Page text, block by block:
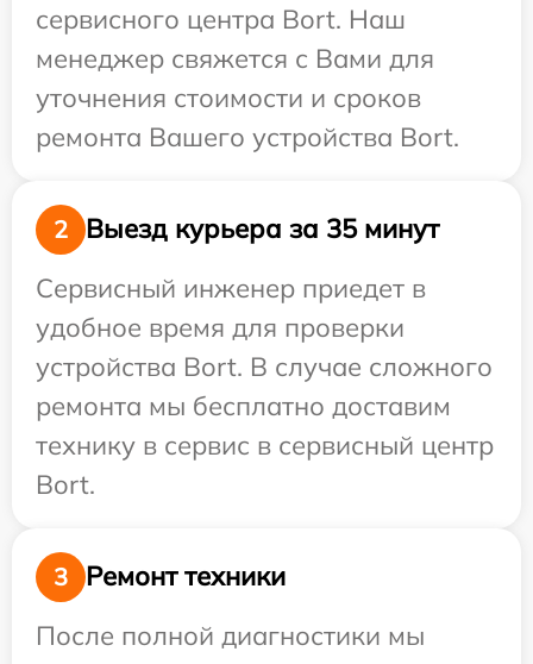
сервисного центра Bort. Наш
менеджер свяжется с Вами для
уточнения стоимости и сроков
ремонта Вашего устройства Bort.
2
Выезд курьера за 35 минут
Сервисный инженер приедет в
удобное время для проверки
устройства Bort. В случае сложного
ремонта мы бесплатно доставим
технику в сервис в сервисный центр
Bort.
3
Ремонт техники
После полной диагностики мы